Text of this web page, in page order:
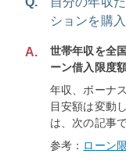
ションを購
A.
世帯年収を全
ーン借入限度
年収、ボーナ
目安額は変動
は、次の記事
参考： ローン